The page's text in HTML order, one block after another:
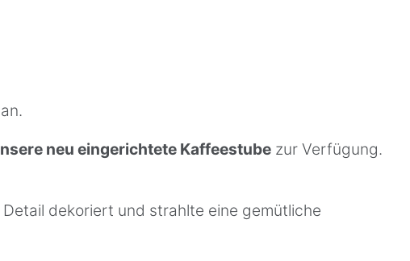
neu eingerichtete Kaffeestubezur Verfügung.
dekoriert und strahlte eine gemütliche